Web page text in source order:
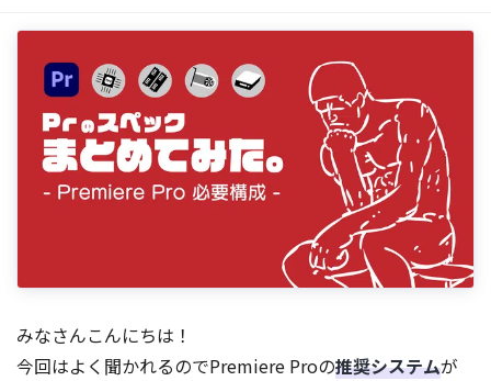
みなさんこんにちは！
今回はよく聞かれるのでPremiere Proの推奨システムが